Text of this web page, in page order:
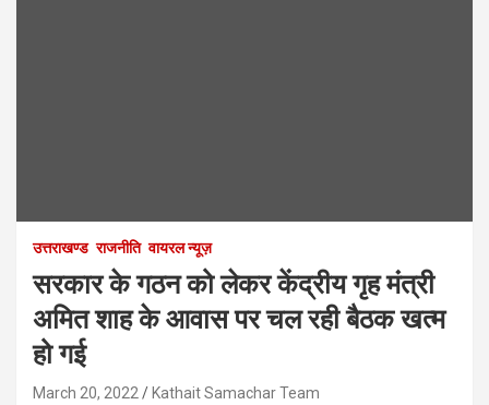
उत्तराखण्ड राजनीति वायरल न्यूज़
सरकार के गठन को लेकर केंद्रीय गृह मंत्री
अमित शाह के आवास पर चल रही बैठक खत्म
हो गई
March 20, 2022 Kathait Samachar Team